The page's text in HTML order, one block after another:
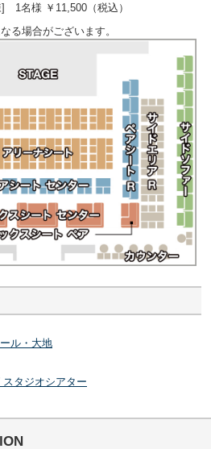
] 1名様 ￥11,500 （税込）
る場合がございます。
ル・大地
タジオシアター